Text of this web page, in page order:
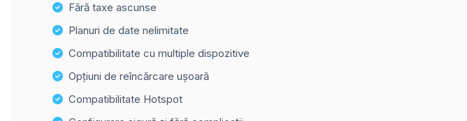
Fără taxe ascunse
Planuri de date nelimitate
Compatibilitate cu multiple dispozitive
Opțiuni de reîncărcare ușoară
Compatibilitate Hotspot